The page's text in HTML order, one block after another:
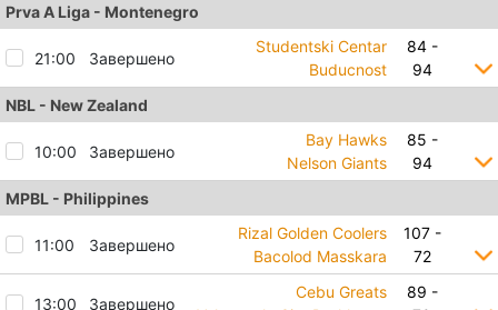
Prva A Liga - Montenegro
21:00 Завершено
Studentski Centar
Buducnost
84 -
94
NBL - New Zealand
10:00 Завершено
Bay Hawks
Nelson Giants
85 -
94
MPBL - Philippines
11:00 Завершено
Rizal Golden Coolers
Bacolod Masskara
107 -
72
13:00 Завершено
Cebu Greats
89 -